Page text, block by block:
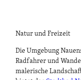
Natur und Freizeit
Die Umgebung
Radfahrer und
malerische